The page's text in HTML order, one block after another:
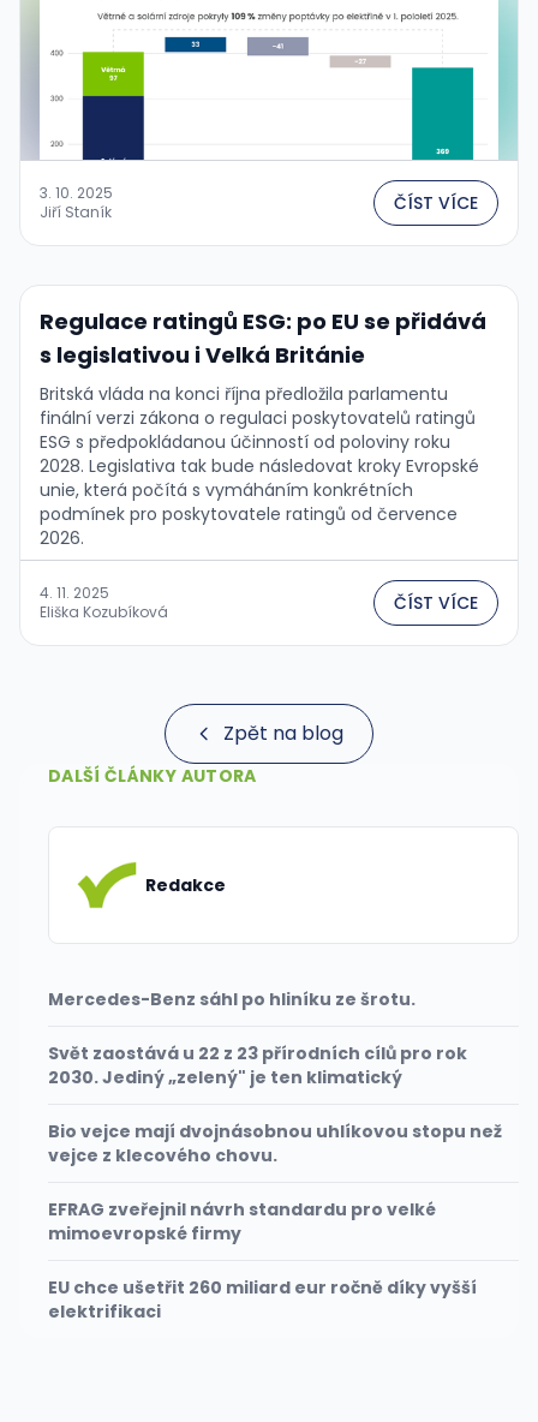
3. 10. 2025
Jiří Staník
ČÍST VÍCE
Regulace ratingů ESG: po EU se přidává
s legislativou i Velká Británie
Britská vláda na konci října předložila parlamentu
finální verzi zákona o regulaci poskytovatelů ratingů
ESG s předpokládanou účinností od poloviny roku
2028. Legislativa tak bude následovat kroky Evropské
unie, která počítá s vymáháním konkrétních
podmínek pro poskytovatele ratingů od července
2026.
4. 11. 2025
Eliška Kozubíková
ČÍST VÍCE
Zpět na blog
DALŠÍ ČLÁNKY AUTORA
Redakce
Mercedes-Benz sáhl po hliníku ze šrotu.
Svět zaostává u 22 z 23 přírodních cílů pro rok
2030. Jediný „zelený" je ten klimatický
Bio vejce mají dvojnásobnou uhlíkovou stopu než
vejce z klecového chovu.
EFRAG zveřejnil návrh standardu pro velké
mimoevropské firmy
EU chce ušetřit 260 miliard eur ročně díky vyšší
elektrifikaci